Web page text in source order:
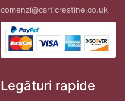
comenzi@carticrestine.co.uk
Legături rapide